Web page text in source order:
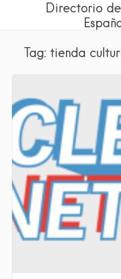
Directorio
Tag: tienda